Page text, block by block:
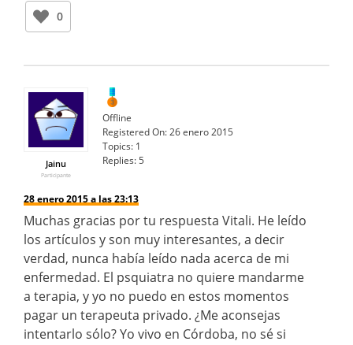
0
Jainu
Participante
Offline
Registered On:26 enero 2015
Topics: 1
Replies:5
28 enero 2015 a las 23:13
Muchas gracias por tu respuesta Vitali. He leído
los artículos y son muy interesantes, a decir
verdad, nunca había leído nada acerca de mi
enfermedad. El psquiatra no quiere mandarme
a terapia, y yo no puedo en estos momentos
pagar un terapeuta privado. ¿Me aconsejas
intentarlo sólo? Yo vivo en Córdoba, no sé si